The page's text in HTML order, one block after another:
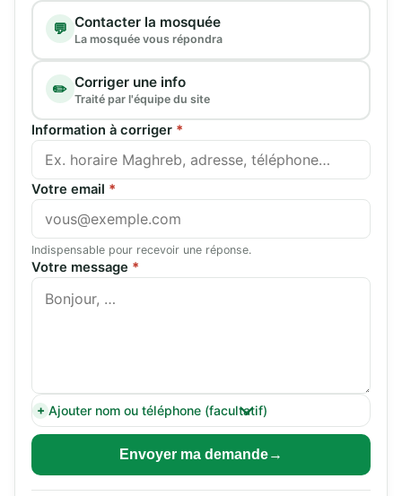
Type de demande
💬 Contacter la mosquée
La mosquée vous répondra
✏️ Corriger une info
Traité par l'équipe du site
Information à corriger *
Votre email *
Indispensable pour recevoir une réponse.
Votre message *
Ajouter nom ou téléphone (facultatif)
Envoyer ma demande